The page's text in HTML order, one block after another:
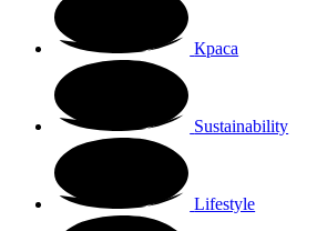
Краса
Sustainability
Lifestyle